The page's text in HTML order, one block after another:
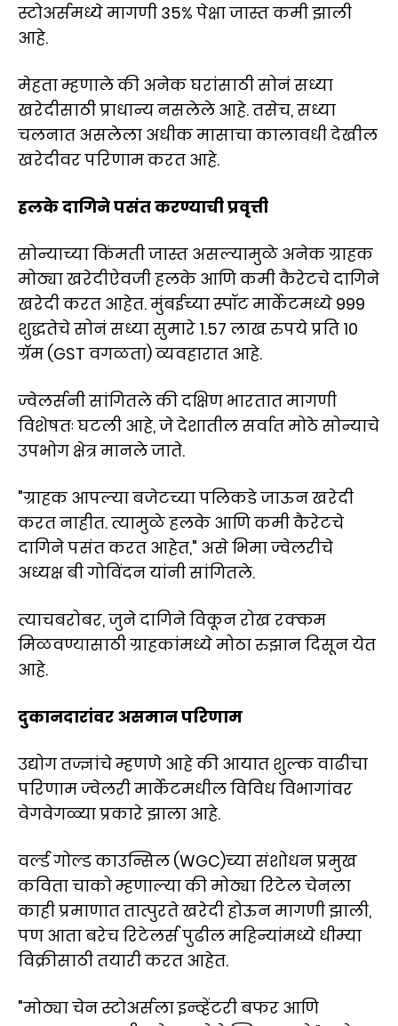
स्टोअर्समध्ये मागणी 35% पेक्षा जास्त कमी झाली
आहे.
मेहता म्हणाले की अनेक घरांसाठी सोनं सध्या
खरेदीसाठी प्राधान्य नसलेले आहे. तसेच, सध्या
चलनात असलेला अधीक मासाचा कालावधी देखील
खरेदीवर परिणाम करत आहे.
हलके दागिने पसंत करण्याची प्रवृत्ती
सोन्याच्या किंमती जास्त असल्यामुळे अनेक ग्राहक
मोठ्या खरेदीऐवजी हलके आणि कमी कैरेटचे दागिने
खरेदी करत आहेत. मुंबईच्या स्पॉट मार्केटमध्ये 999
शुद्धतेचे सोनं सध्या सुमारे 1.57 लाख रुपये प्रति 10
ग्रॅम (GST वगळता) व्यवहारात आहे.
ज्वेलर्सनी सांगितले की दक्षिण भारतात मागणी
विशेषतः घटली आहे, जे देशातील सर्वात मोठे सोन्याचे
उपभोग क्षेत्र मानले जाते.
"ग्राहक आपल्या बजेटच्या पलिकडे जाऊन खरेदी
करत नाहीत. त्यामुळे हलके आणि कमी कैरेटचे
दागिने पसंत करत आहेत," असे भिमा ज्वेलरीचे
अध्यक्ष बी गोविंदन यांनी सांगितले.
त्याचबरोबर, जुने दागिने विकून रोख रक्कम
मिळवण्यासाठी ग्राहकांमध्ये मोठा रुझान दिसून येत
आहे.
दुकानदारांवर असमान परिणाम
उद्योग तज्ज्ञांचे म्हणणे आहे की आयात शुल्क वाढीचा
परिणाम ज्वेलरी मार्केटमधील विविध विभागांवर
वेगवेगळ्या प्रकारे झाला आहे.
वर्ल्ड गोल्ड काउन्सिल (WGC)च्या संशोधन प्रमुख
कविता चाको म्हणाल्या की मोठ्या रिटेल चेनला
काही प्रमाणात तात्पुरते खरेदी होऊन मागणी झाली,
पण आता बरेच रिटेलर्स पुढील महिन्यांमध्ये धीम्या
विक्रीसाठी तयारी करत आहेत.
"मोठ्या चेन स्टोअर्सला इन्व्हेंटरी बफर आणि